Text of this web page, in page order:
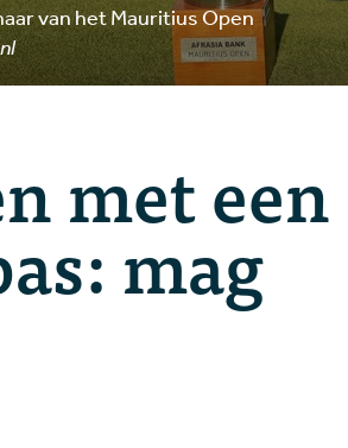
van het Mauritius Open
met een
mag